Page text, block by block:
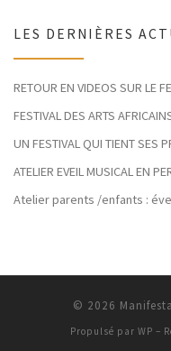
LES DERNIÈRES
RETOUR EN VIDEOS SUR LE
FESTIVAL DES ARTS
UN FESTIVAL QUI TIENT SES
ATELIER EVEIL MUSICAL EN
Atelier parents /enfants :
© 2026
Propulsé par WP –